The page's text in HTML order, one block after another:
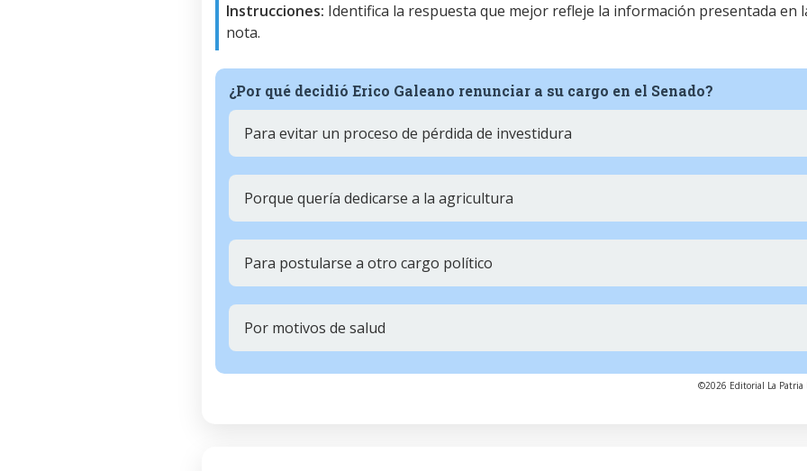
Instrucciones: Identifica la respuesta que mejor refleje la información presentada en
nota.
¿Por qué decidió Erico Galeano renunciar a su cargo en el Senado?
Para evitar un proceso de pérdida de investidura
Porque quería dedicarse a la agricultura
Para postularse a otro cargo político
Por motivos de salud
©2026 Editorial La Patria